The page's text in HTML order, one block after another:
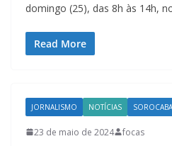
domingo (25), das 8h às 14h,
Read More
JORNALISMO NOTÍCIAS SOROCABA
23 de maio de 2024 focas